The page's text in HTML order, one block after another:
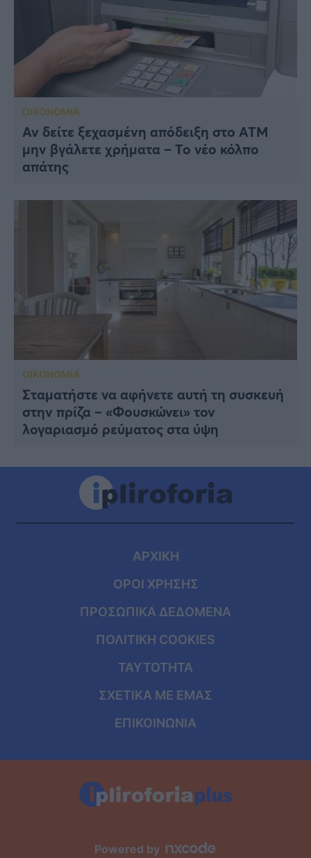
ΟΙΚΟΝΟΜΙΑ
Αν δείτε ξεχασμένη απόδειξη στο ATM
μην βγάλετε χρήματα – Το νέο κόλπο
απάτης
ΟΙΚΟΝΟΜΙΑ
Σταματήστε να αφήνετε αυτή τη συσκευή
στην πρίζα – «Φουσκώνει» τον
λογαριασμό ρεύματος στα ύψη
ΑΡΧΙΚΗ
ΟΡΟΙ ΧΡΗΣΗΣ
ΠΡΟΣΩΠΙΚΑ ΔΕΔΟΜΕΝΑ
ΠΟΛΙΤΙΚΗ COOKIES
ΤΑΥΤΟΤΗΤΑ
ΣΧΕΤΙΚΑ ΜΕ ΕΜΑΣ
ΕΠΙΚΟΙΝΩΝΙΑ
Powered by